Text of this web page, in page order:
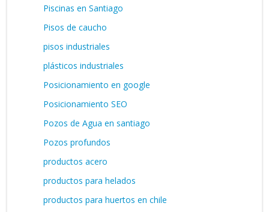
Piscinas en Santiago
Pisos de caucho
pisos industriales
plásticos industriales
Posicionamiento en google
Posicionamiento SEO
Pozos de Agua en santiago
Pozos profundos
productos acero
productos para helados
productos para huertos en chile